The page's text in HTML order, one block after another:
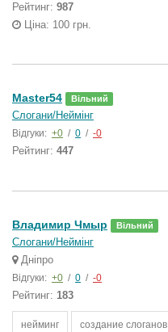
Рейтинг: 987
Ціна: 100 грн.
Master54 Вільний
Слогани/Неймінг
Відгуки: +0 / 0 / -0
Рейтинг: 447
Владимир Чмыр Вільний
Слогани/Неймінг
Дніпро
Відгуки: +0 / 0 / -0
Рейтинг: 183
нейминг создание слоганов